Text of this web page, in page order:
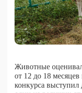
Животные
от 12 до 18
конкурса выступил